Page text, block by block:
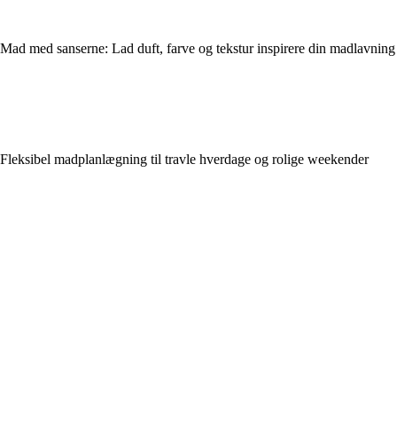
Mad med sanserne: Lad duft, farve og tekstur inspirere din madlavning
Fleksibel madplanlægning til travle hverdage og rolige weekender